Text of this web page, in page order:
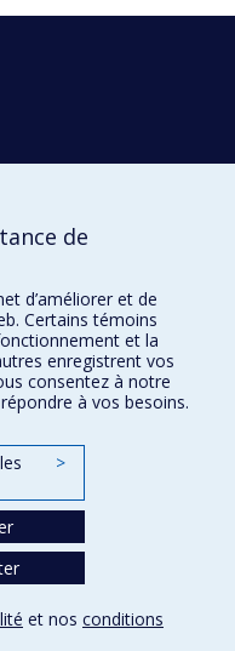
de
d’améliorer et de
Certains témoins
et la
enregistrent vos
consentez à notre
à vos besoins.
>
et nos conditions